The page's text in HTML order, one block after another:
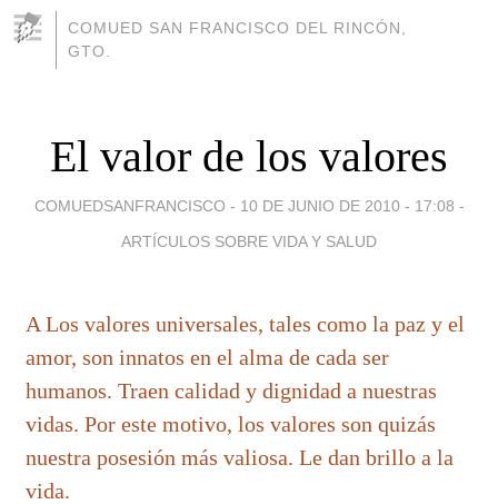
COMUED SAN FRANCISCO DEL RINCÓN,
GTO.
El valor de los valores
COMUEDSANFRANCISCO - 10 DE JUNIO DE 2010 - 17:08 -
ARTÍCULOS SOBRE VIDA Y SALUD
A Los valores universales, tales como la paz y el
amor, son innatos en el alma de cada ser
humanos. Traen calidad y dignidad a nuestras
vidas. Por este motivo, los valores son quizás
nuestra posesión más valiosa. Le dan brillo a la
vida.